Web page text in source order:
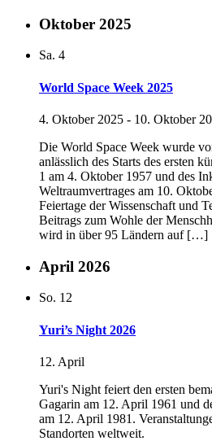
Oktober 2025
Sa. 4
World Space Week 2025
4. Oktober 2025 - 10. Oktober
Die World Space Week wurde
anlässlich des Starts des ersten
1 am 4. Oktober 1957 und des
Weltraumvertrages am 10.
Feiertage der Wissenschaft und
Beitrags zum Wohle der
wird in über 95 Ländern auf […]
April 2026
So. 12
Yuri’s Night 2026
12. April
Yuri's Night feiert den ersten
Gagarin am 12. April 1961 und
am 12. April 1981.
Standorten weltweit.